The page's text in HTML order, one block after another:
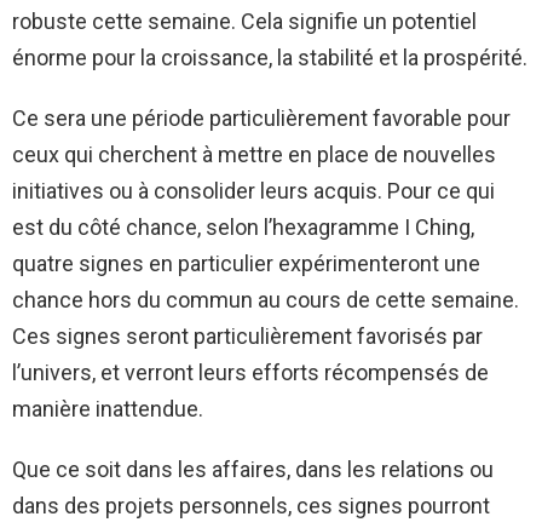
robuste cette semaine. Cela signifie un potentiel
énorme pour la croissance, la stabilité et la prospérité.
Ce sera une période particulièrement favorable pour
ceux qui cherchent à mettre en place de nouvelles
initiatives ou à consolider leurs acquis. Pour ce qui
est du côté chance, selon l’hexagramme I Ching,
quatre signes en particulier expérimenteront une
chance hors du commun au cours de cette semaine.
Ces signes seront particulièrement favorisés par
l’univers, et verront leurs efforts récompensés de
manière inattendue.
Que ce soit dans les affaires, dans les relations ou
dans des projets personnels, ces signes pourront